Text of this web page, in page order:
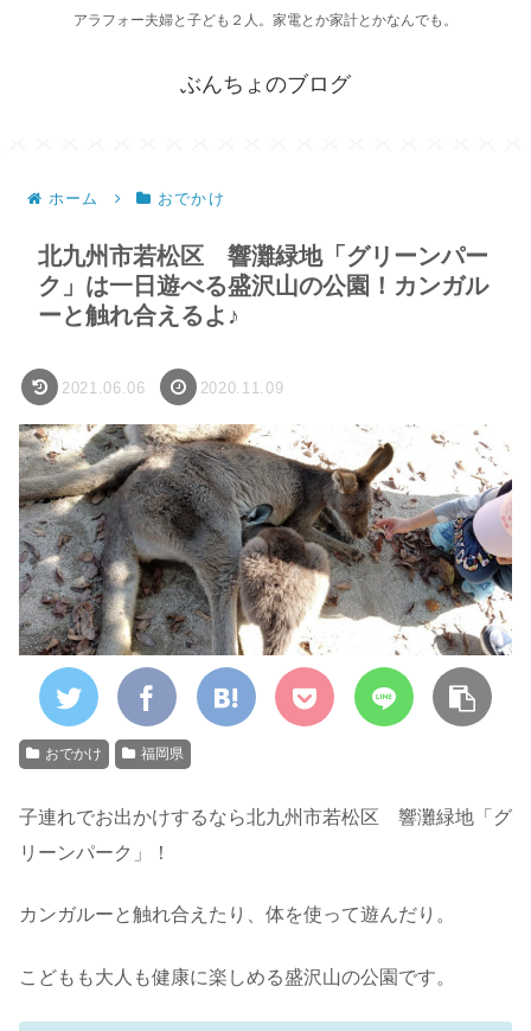
アラフォー夫婦と子ども２人。家電とか家計とかなんでも。
ぶんちょのブログ
ホーム おでかけ
北九州市若松区 響灘緑地「グリーンパー
ク」は一日遊べる盛沢山の公園！カンガル
ーと触れ合えるよ♪
2021.06.06 2020.11.09
おでかけ 福岡県
子連れでお出かけするなら北九州市若松区 響灘緑地「グ
リーンパーク」！
カンガルーと触れ合えたり、体を使って遊んだり。
こどもも大人も健康に楽しめる盛沢山の公園です。